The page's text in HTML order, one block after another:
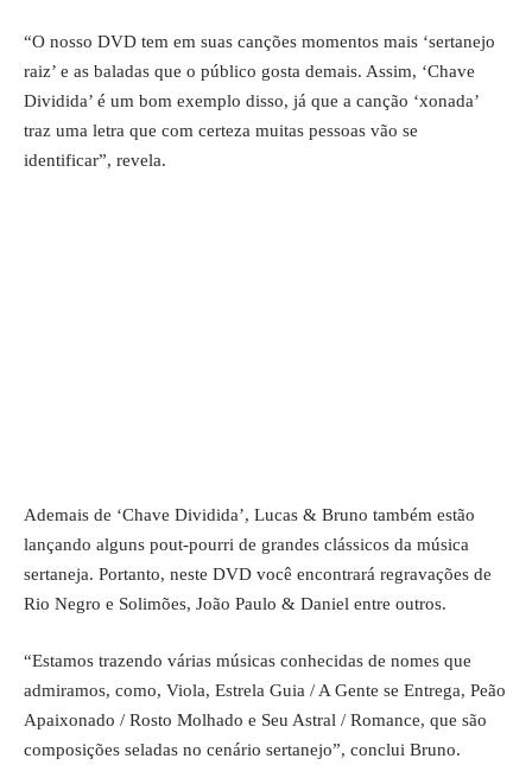
“O nosso DVD tem em suas canções momentos mais ‘sertanejo
raiz’ e as baladas que o público gosta demais. Assim, ‘Chave
Dividida’ é um bom exemplo disso, já que a canção ‘xonada’
traz uma letra que com certeza muitas pessoas vão se
identificar”, revela.
Ademais de ‘Chave Dividida’, Lucas & Bruno também estão
lançando alguns pout-pourri de grandes clássicos da música
sertaneja. Portanto, neste DVD você encontrará regravações de
Rio Negro e Solimões, João Paulo & Daniel entre outros.
“Estamos trazendo várias músicas conhecidas de nomes que
admiramos, como, Viola, Estrela Guia / A Gente se Entrega, Peão
Apaixonado / Rosto Molhado e Seu Astral / Romance, que são
composições seladas no cenário sertanejo”, conclui Bruno.